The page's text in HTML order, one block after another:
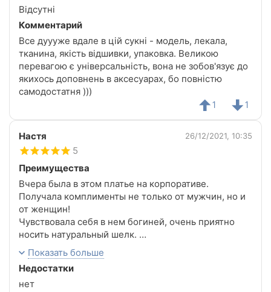
Відсутні
Комментарий
Все дуууже вдале в цій сукні - модель, лекала,
тканина, якість відшивки, упаковка. Великою
перевагою є універсальність, вона не зобов'язує до
якихось доповнень в аксесуарах, бо повністю
самодостатня )))
1 1
Настя 26/12/2021, 10:35
5
Преимущества
Вчера была в этом платье на корпоративе.
Получала комплименты не только от мужчин, но и
от женщин!
Чувствовала себя в нем богиней, очень приятно
носить натуральный шелк.
Спасибо магазину за такие шикарные вещи!!!
Показать больше
Недостатки
нет